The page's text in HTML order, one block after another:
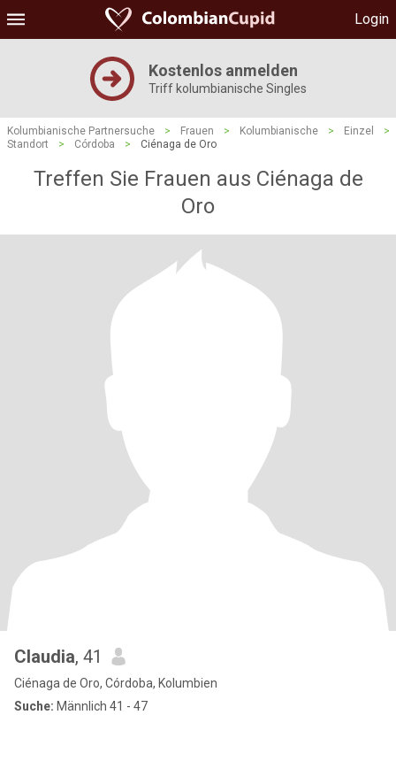
Login
Kostenlos anmelden
Triff kolumbianische Singles
Kolumbianische Partnersuche > Frauen > Kolumbianische > Einzel
>
Standort
> Córdoba > Ciénaga de Oro
Treffen Sie Frauen aus Ciénaga de
Oro
Claudia, 41
Ciénaga de Oro, Córdoba, Kolumbien
Suche: Männlich 41 - 47